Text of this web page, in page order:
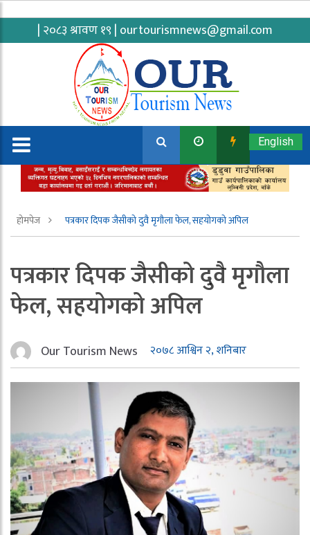
| २०८३ श्रावण १९ | ourtourismnews@gmail.com
English
होमपेज पत्रकार दिपक जैसीको दुवै मृगौला फेल, सहयोगको अपिल
पत्रकार दिपक जैसीको दुवै मृगौला
फेल, सहयोगको अपिल
Our Tourism News २०७८ आश्विन २, शनिबार